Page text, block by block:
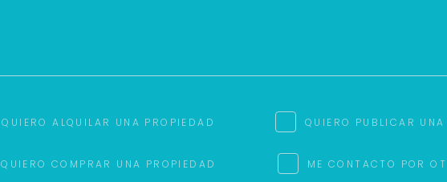
QUIERO ALQUILAR UNA PROPIEDAD QUIERO PUBLICAR
QUIERO COMPRAR UNA PROPIEDAD ME CONTACTO POR